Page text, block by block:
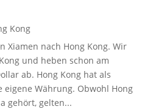
Kong
Xiamen nach Hong Kong. Wir
und heben schon am
ab. Hong Kong hat als
Währung. Obwohl Hong
gehört, gelten...